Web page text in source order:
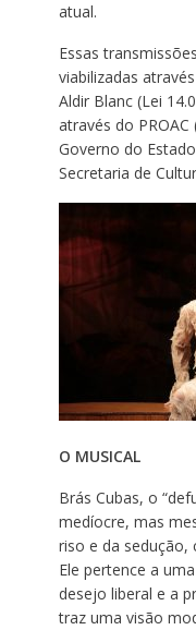
atual.
Essas
viabilizadas
Aldir Blanc (Lei
através do
Governo do
Secretaria de
O MUSICAL
Brás Cubas, o
medíocre, mas
riso e da sedução,
Ele pertence a
desejo liberal e a
traz uma visão